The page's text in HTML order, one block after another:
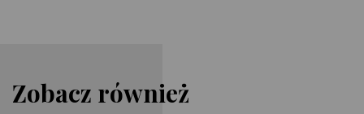
Zobacz również